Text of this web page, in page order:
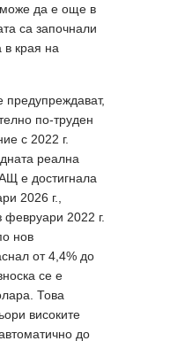
може да е още в
са започнали
в края на
предупреждават,
по-труден
с 2022 г.
реална
е достигнала
2026 г.,
2022 г.
нов
от 4,4% до
се е
Това
високите
до